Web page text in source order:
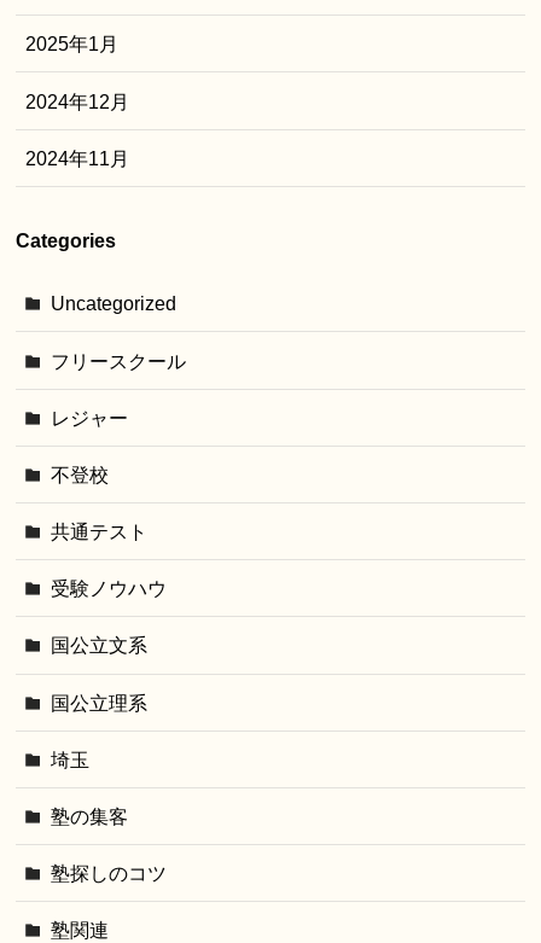
2025年1月
2024年12月
2024年11月
Categories
Uncategorized
フリースクール
レジャー
不登校
共通テスト
受験ノウハウ
国公立文系
国公立理系
埼玉
塾の集客
塾探しのコツ
塾関連